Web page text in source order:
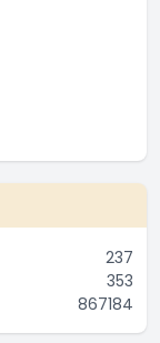
237
353
867184